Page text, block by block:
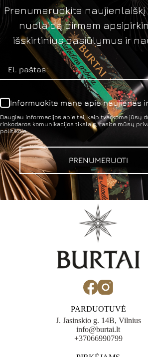
Prenumeruokite naujienlaiškį
nuolaidą pirmam
išskirtinius pasiūlymus ir
Informuokite mane apie naujienas
Daugiau informacijos apie tai, kaip tvarkome jūsų
rinkodaros komunikacijos tikslais, rasite mūsų
politikoje.
PRENUMERUOTI
PARDUOTUVĖ
J. Jasinskio g. 14B, Vilnius
info@burtai.lt
+37066990799